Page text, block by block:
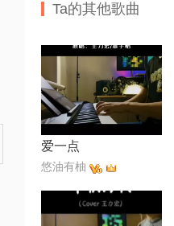
Ta的其他歌曲
爱一点
悠油有柚